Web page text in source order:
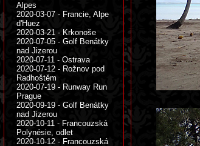
Alpes
2020-03-07 - Francie, Alpe
d'Huez
2020-03-21 - Krkonoše
2020-07-05 - Golf Benátky
nad Jizerou
2020-07-11 - Ostrava
2020-07-12 - Rožnov pod
Radhoštěm
2020-07-19 - Runway Run
Prague
2020-09-19 - Golf Benátky
nad Jizerou
2020-10-11 - Francouzská
Polynésie, odlet
2020-10-12 - Francouzská